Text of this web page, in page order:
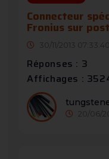
Connecteur
Fronius sur
30/11/2013 07:33:40
Réponses : 3
Affichages :
20/06/